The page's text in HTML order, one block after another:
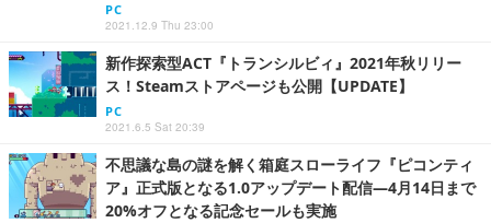
PC
2021.12.9 Thu 23:00
新作探索型ACT『トランシルビィ』2021年秋リリー
ス！Steamストアページも公開【UPDATE】
PC
2021.6.5 Sat 20:39
不思議な島の謎を解く箱庭スローライフ『ピコンティ
ア』正式版となる1.0アップデート配信―4月14日まで
20%オフとなる記念セールも実施